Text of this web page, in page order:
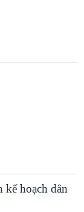
kế hoạch dân